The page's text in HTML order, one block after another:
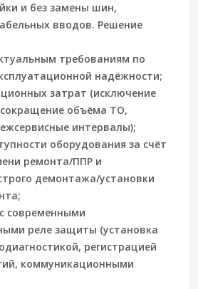
и без замены шин,
вводов. Решение
требованиям по
надёжности;
затрат (исключение
объёма ТО,
интервалы);
оборудования за счёт
ремонта/ППР и
демонтажа/установки
современными
реле защиты (установка
регистрацией
коммуникационными